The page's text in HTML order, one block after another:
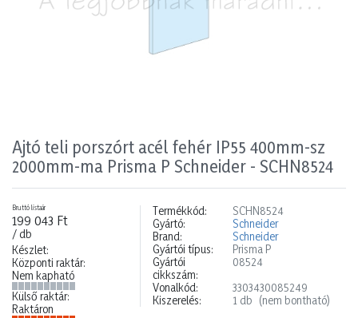
Ajtó teli porszórt acél fehér IP55 400mm-sz
2000mm-ma Prisma P Schneider - SCHN8524
Bruttó listaár
199 043 Ft
/ db
Készlet:
Központi raktár:
Nem kapható
Külső raktár:
Raktáron
Termékkód:
SCHN8524
Gyártó:
Schneider
Brand:
Schneider
Gyártói típus:
Prisma P
Gyártói
cikkszám:
08524
Vonalkód:
3303430085249
Kiszerelés:
1 db (nem bontható)